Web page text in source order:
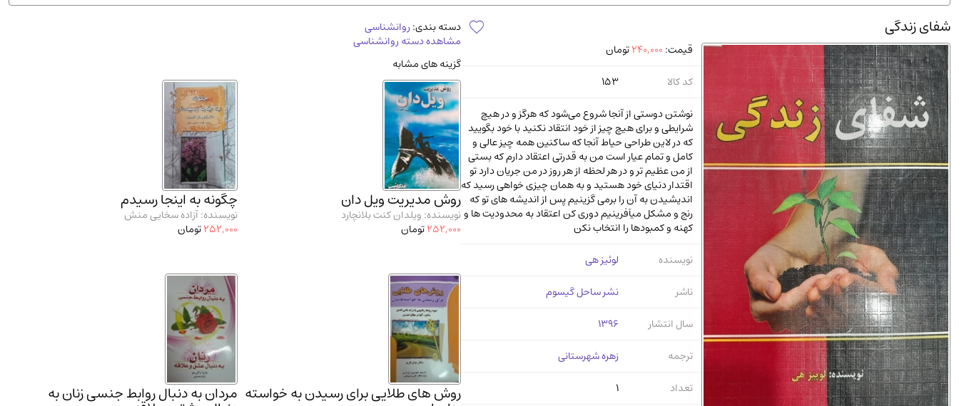
دانشگاه پیامـ نور
شفای زندگی
قیمت: 240,000تومان
کد کالا
153
نوشتن دوستی از آنجا شروع می‌شود که هرگز و در هیچ
شرایطی و برای هیچ چیز از خود انتقاد نکنید با خود بگویید
که در لاین طراحی حیاط آنجا که ساکنین همه چیز عالی و
کامل و تمام عیار است من به قدرتی اعتقاد دارم که بستی
از من عظیم تر و در هر لحظه از هر روز در من جریان دارد تو
اقتدار دنیای خود هستید و به همان چیزی خواهی رسید که
اندیشیدن به آن را برمی گزینیم پس از اندیشه های تو که
رنج و مشکل میآفرینیم دوری کن اعتقاد به محدودیت ها و
کهنه و کمبودها را انتخاب نکن
نویسنده
لوئیز هی
ناشر
نشر ساحل گیسوم
سال انتشار
1396
ترجمه
زهره شهرستانی
تعداد
1
دسته بندی:روانشناسی
مشاهده دسته روانشناسی
گزینه های مشابه
روش مدیریت ویل دان
نویسنده: ویلدان کنت بلانچارد
252,000تومان
چگونه به اینجا رسیدم
نویسنده: آزاده سخایی منش
252,000تومان
روش های طلایی برای رسیدن به خواسته مردان به دنبال روابط جنسی زنان به